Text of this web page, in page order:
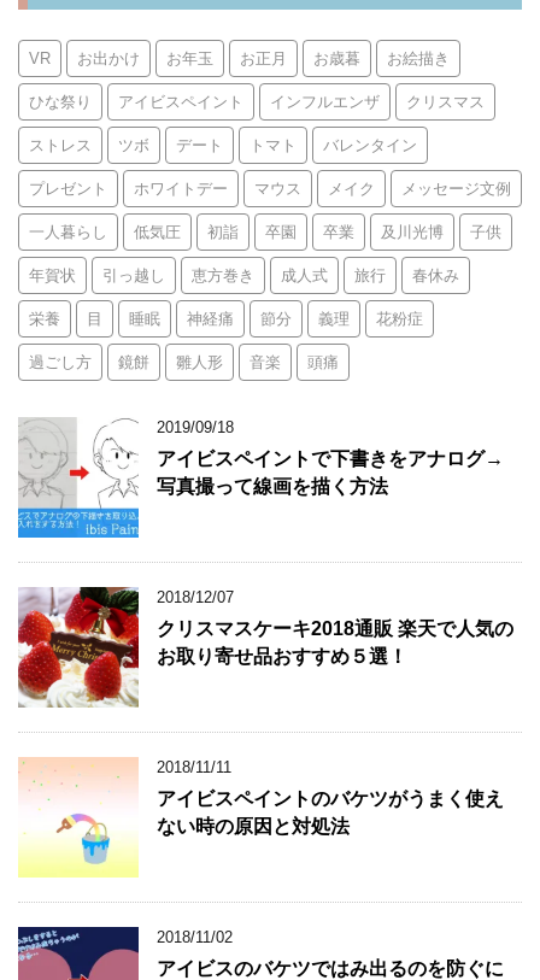
VR お出かけ お年玉 お正月 お歳暮 お絵描き
ひな祭り アイビスペイント インフルエンザ クリスマス
ストレス ツボ デート トマト バレンタイン
プレゼント ホワイトデー マウス メイク メッセージ文例
一人暮らし 低気圧 初詣 卒園 卒業 及川光博 子供
年賀状 引っ越し 恵方巻き 成人式 旅行 春休み
栄養 目 睡眠 神経痛 節分 義理 花粉症
過ごし方 鏡餅 雛人形 音楽 頭痛
2019/09/18
アイビスペイントで下書きをアナログ→
写真撮って線画を描く方法
2018/12/07
クリスマスケーキ2018通販 楽天で人気の
お取り寄せ品おすすめ５選！
2018/11/11
アイビスペイントのバケツがうまく使え
ない時の原因と対処法
2018/11/02
アイビスのバケツではみ出るのを防ぐに